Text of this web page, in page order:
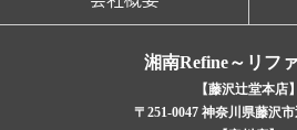
湘南Refine～リフ
【藤沢辻堂本店】
〒251-0047 神奈川県藤沢